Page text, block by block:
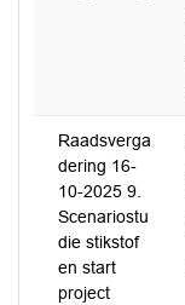
Raadsverga
dering 16-
10-2025 9.
Scenariostu
die stikstof
en start
project